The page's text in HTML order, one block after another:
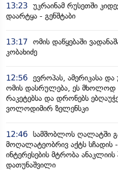
13:23 უკრაინამ რუსეთში
დაარტყა - გენშტაბი
13:17 ომის დაწყებაში
კობახიძე
12:56 ევროპას, ამერიკასა
ომის დასრულება, ეს მხოლოდ
რაკეტებსა და დრონებს
ვოლოდიმირ ზელენსკი
12:46 სამშობლოს ღალატში
მოღალატეობრივ აქტს სჩადის
ინტერესების მტრობა
დათუნაშვილი